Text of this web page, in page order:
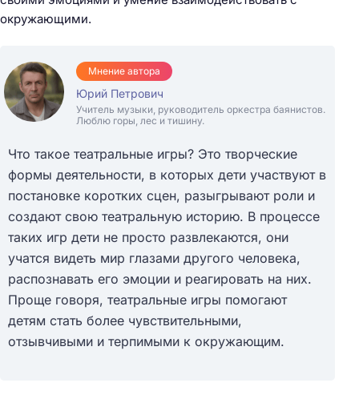
окружающими.
Мнение автора
Юрий Петрович
Учитель музыки, руководитель оркестра баянистов.
Люблю горы, лес и тишину.
Что такое театральные игры? Это творческие
формы деятельности, в которых дети участвуют в
постановке коротких сцен, разыгрывают роли и
создают свою театральную историю. В процессе
таких игр дети не просто развлекаются, они
учатся видеть мир глазами другого человека,
распознавать его эмоции и реагировать на них.
Проще говоря, театральные игры помогают
детям стать более чувствительными,
отзывчивыми и терпимыми к окружающим.